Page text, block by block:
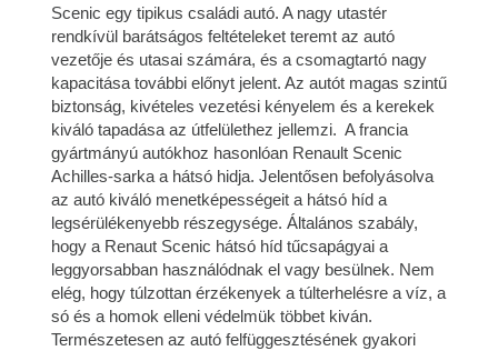
Scenic egy tipikus családi autó. A nagy utastér
rendkívül barátságos feltételeket teremt az autó
vezetője és utasai számára, és a csomagtartó nagy
kapacitása további előnyt jelent. Az autót magas szintű
biztonság, kivételes vezetési kényelem és a kerekek
kiváló tapadása az útfelülethez jellemzi. A francia
gyártmányú autókhoz hasonlóan Renault Scenic
Achilles-sarka a hátsó hidja. Jelentősen befolyásolva
az autó kiváló menetképességeit a hátsó híd a
legsérülékenyebb részegysége. Általános szabály,
hogy a Renaut Scenic hátsó híd tűcsapágyai a
leggyorsabban használódnak el vagy besülnek. Nem
elég, hogy túlzottan érzékenyek a túlterhelésre a víz, a
só és a homok elleni védelmük többet kiván.
Természetesen az autó felfüggesztésének gyakori